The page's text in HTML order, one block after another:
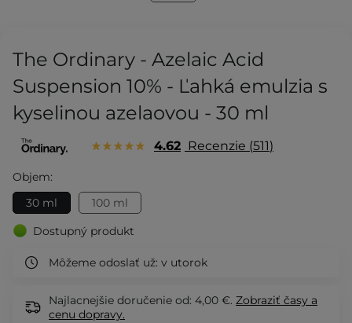
The Ordinary - Azelaic Acid
Suspension 10% - Ľahká emulzia s
kyselinou azelaovou - 30 ml
4.62 Recenzie 511
Objem:
30 ml
100 ml
Dostupný produkt
Môžeme odoslať už: v utorok
Najlacnejšie doručenie od: 4,00 €. Zobraziť časy a
cenu dopravy.